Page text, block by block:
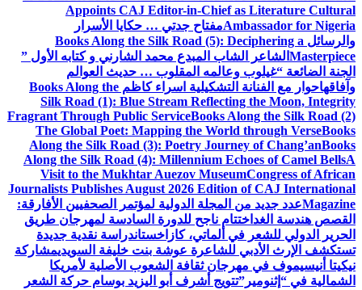
Appoints CAJ Editor-in-Chief as Literature Cultural
Ambassador for Nigeriaمفتاح جدتي … حكايا الأسرار
والرسائل Books Along the Silk Road (5): Deciphering a
Masterpiece الشاعر الشاب المبدع محمد الشارني و كتابه الأول ”
الجنة الضائعة “غيلوب وعالمه المقلوب … حديث العوالم
وآفاقهاحوار مع الفنانة التشكيلية اسراء كاظم Books Along the
Silk Road (1): Blue Stream Reflecting the Moon, Integrity
Fragrant Through Public ServiceBooks Along the Silk Road (2)
The Global Poet: Mapping the World through VerseBooks
Along the Silk Road (3): Poetry Journey of Chang’anBooks
Along the Silk Road (4): Millennium Echoes of Camel BellsA
Visit to the Mukhtar Auezov MuseumCongress of African
Journalists Publishes August 2026 Edition of CAJ International
Magazineعدد جديد من المجلة الدولية لمؤتمر الصحفيين الأفارقة:
القصص هندسة الغد اختتام ناجح للدورة السادسة لمهرجان طريق
الحرير الدولي للشعر في ألماتي، كازاخستاندراسة نقدية جديدة
تستكشف الإرث الأدبي للشاعرة عوشة بنت خليفة السويديمشاركة
نيكيتا أنيسيموف في مهرجان ثقافة الشعوب الأصلية لأمريكا
الشمالية في “إثنومير”تتويج أشرف أبو اليزيد بوسام حركة الشعر